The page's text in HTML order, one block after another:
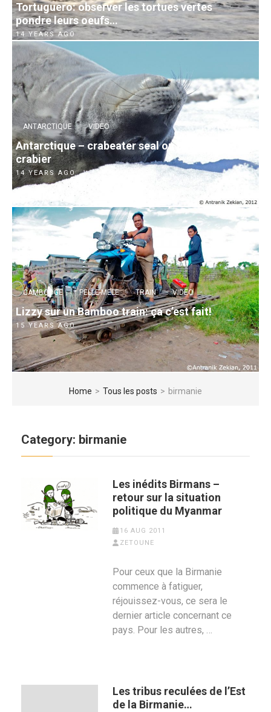
Tortuguero: observer les tortues vertes
pondre leurs oeufs…
14 YEARS AGO
ANTARCTIQUE VIDEO
Antarctique – crabeater seal ou phoque
crabier
14 YEARS AGO
CAMBODGE PELLE-MELE TRAIN VIDEO
Lizzy sur un Bamboo train: ça c’est fait!
15 YEARS AGO
Home > Tous les posts > birmanie
Category: birmanie
Les inédits Birmans –
retour sur la situation
politique du Myanmar
16 AUG 2011
ZETOUNE
Pour ceux que la Birmanie
commence à fatiguer,
réjouissez-vous, ce sera le
dernier article concernant ce
pays. Pour les autres, …
Les tribus reculées de l’Est
de la Birmanie…